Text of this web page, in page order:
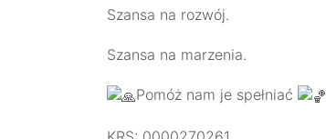
Szansa na rozwój.
Szansa na marzenia.
Pomóż nam je spełniać